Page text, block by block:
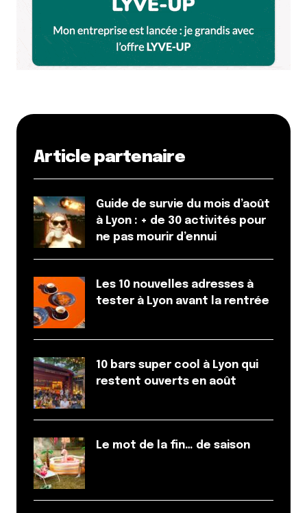
Dis-nous tout
navigateur pour mon prochain commentaire.
Article partenaire
Guide de survie du mois d’août
à Lyon : + de 30 activités pour
ne pas mourir d’ennui
Les 10 nouvelles adresses à
tester à Lyon avant la rentrée
10 bars super cool à Lyon qui
restent ouverts en août
Le mot de la fin… de saison